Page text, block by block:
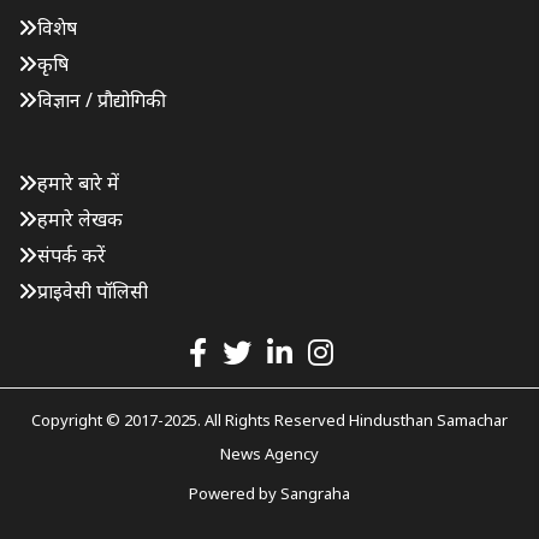
विशेष
कृषि
विज्ञान / प्रौद्योगिकी
हमारे बारे में
हमारे लेखक
संपर्क करें
प्राइवेसी पॉलिसी
Copyright © 2017-2025. All Rights Reserved Hindusthan Samachar
News Agency
Powered bySangraha